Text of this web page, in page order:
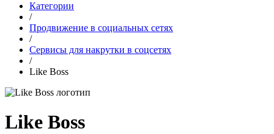
Категории
/
Продвижение в социальных сетях
/
Сервисы для накрутки в соцсетях
/
Like Boss
Like Boss